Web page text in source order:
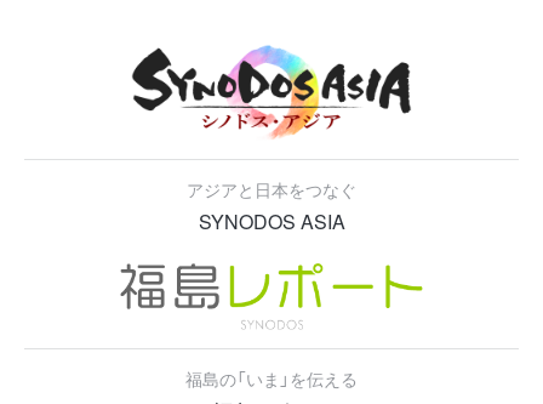
アジアと日本をつなぐ
SYNODOS ASIA
福島の「いま」を伝える